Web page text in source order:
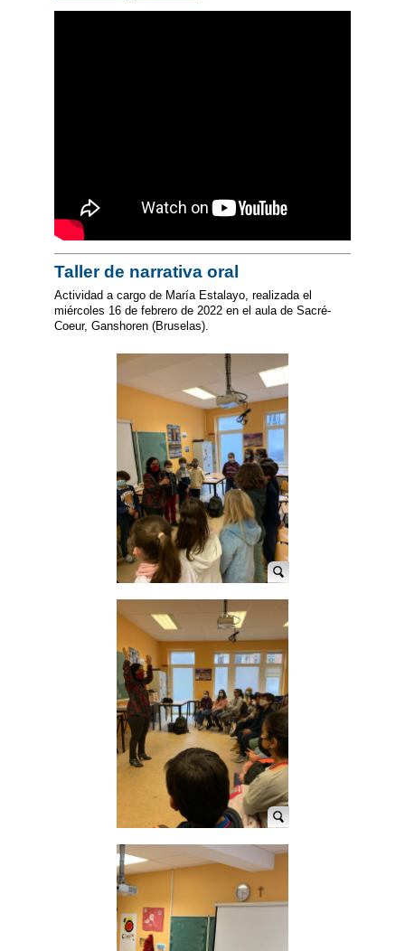
Taller de narrativa oral
Actividad a cargo de María Estalayo, realizada el
miércoles 16 de febrero de 2022 en el aula de Sacré-
Coeur, Ganshoren (Bruselas).